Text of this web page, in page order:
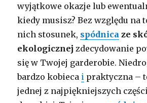
wyjątkowe okazje lub
kiedy musisz? Bez względu na
nich stosunek, spódnica ze
ekologicznej zdecydowanie
się w Twojej garderobie.
bardzo kobieca i praktyczna –
jednej z najpiękniejszych